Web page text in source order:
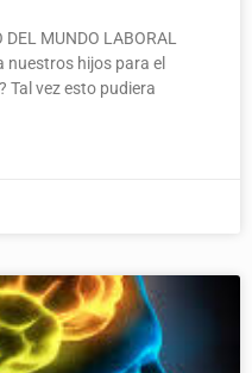
DEL MUNDO LABORAL
nuestros hijos para el
Tal vez esto pudiera